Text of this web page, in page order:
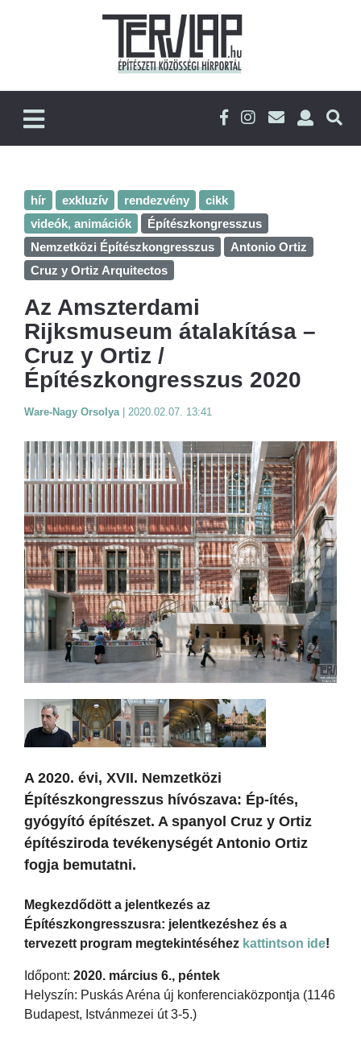
hír exkluzív rendezvény
cikk
videók, animációk
Építészkongresszus
Nemzetközi Építészkongresszus
Antonio Ortiz
Cruz y Ortiz Arquitectos
Az Amszterdami
Rijksmuseum átalakítása –
Cruz y Ortiz /
Építészkongresszus 2020
Ware-Nagy Orsolya 2020.02.07. 13:41
A 2020. évi, XVII. Nemzetközi
Építészkongresszus hívószava: Ép-ítés,
gyógyító építészet. A spanyol Cruz y Ortiz
építésziroda tevékenységét Antonio Ortiz
fogja bemutatni.
Megkezdődött a jelentkezés az
Építészkongresszusra: jelentkezéshez és a
tervezett program megtekintéséhez kattintson ide!
Időpont: 2020. március 6., péntek
Helyszín: Puskás Aréna új konferenciaközpontja (1146
Budapest, Istvánmezei út 3-5.)